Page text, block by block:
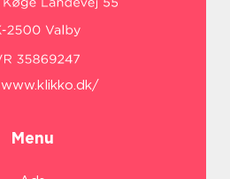
www.klikko.dk/
Menu